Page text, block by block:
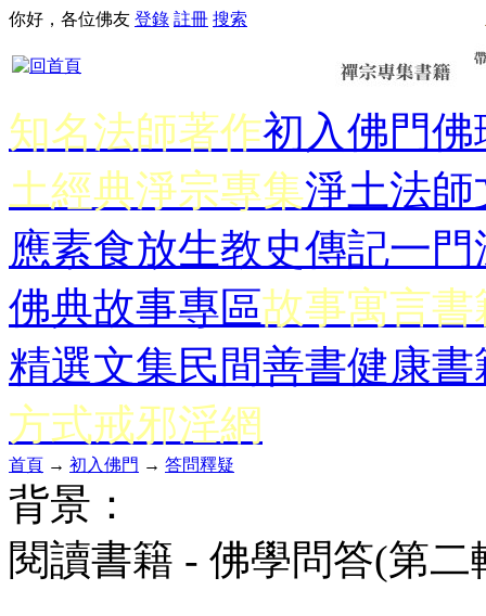
你好，各位佛友 登錄 註冊 搜索
知名法師著作初入佛門佛
土經典淨宗專集淨土法師
應素食放生教史傳記一門
佛典故事專區故事寓言書
精選文集民間善書健康書
方式戒邪淫網
首頁 → 初入佛門 → 答問釋疑
背景：
閱讀書籍 - 佛學問答(第